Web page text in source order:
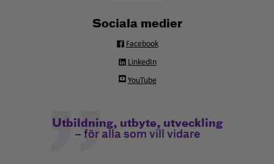
Sociala medier
Facebook
LinkedIn
YouTube
Utbildning, utbyte, utveckling
– för alla som vill vidare